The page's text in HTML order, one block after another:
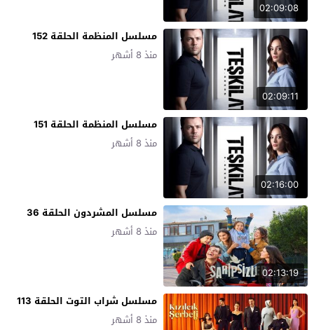
02:09:08
02:09:11
مسلسل المنظمة الحلقة 152
منذ 8 أشهر
02:16:00
مسلسل المنظمة الحلقة 151
منذ 8 أشهر
02:13:19
مسلسل المشردون الحلقة 36
منذ 8 أشهر
مسلسل شراب التوت الحلقة 113
منذ 8 أشهر